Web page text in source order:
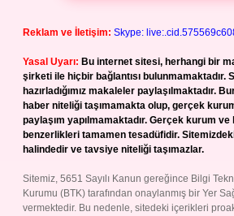
Reklam ve İletişim: Skype:
Yasal Uyarı: Bu internet sitesi, herhangi bir
şirketi ile hiçbir bağlantısı bulunmamaktadır.
hazırladığımız makaleler paylaşılmaktadır.
haber niteliği taşımamakta olup, gerçek
paylaşım yapılmamaktadır. Gerçek kurum
benzerlikleri tamamen tesadüfidir.
halindedir ve tavsiye niteliği taşımazlar.
Sitemiz, 5651 Sayılı Kanun gereğince Bilgi
Kurumu (BTK) tarafından onaylanmış bir Yer
vermektedir. Bu nedenle, sitedeki içerikleri